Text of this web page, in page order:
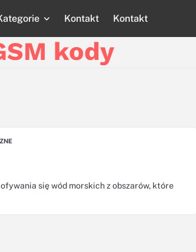
Kontakt Kontakt
główna
główna
kody
się wód morskich z obszarów, które